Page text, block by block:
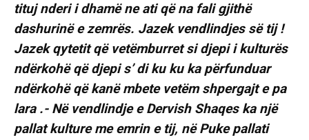
tituj nderi i dhamë ne ati që na fali gjithë
dashurinë e zemrës. Jazek vendlindjes së tij !
Jazek qytetit që vetëmburret si djepi i kulturës
ndërkohë që djepi s’ di ku ku ka përfunduar
ndërkohë që kanë mbete vetëm shpergajt e pa
lara .- Në vendlindje e Dervish Shaqes ka një
pallat kulture me emrin e tij, në Puke pallati